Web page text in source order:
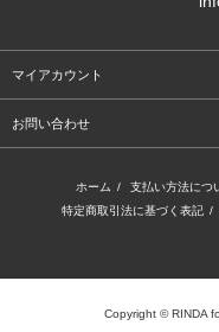
マイアカウント
お問い合わせ
ホーム / 支払い方法につ
特定商取引法に基づく表記 /
Copyright © RINDA